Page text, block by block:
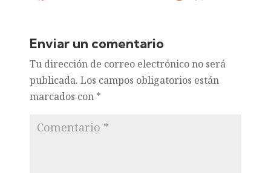
Enviar un comentario
Tu dirección de correo electrónico no será
publicada. Los campos obligatorios están
marcados con *